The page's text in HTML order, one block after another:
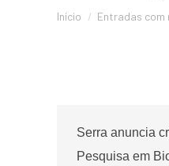
Início Entradas com
Serra anuncia
Pesquisa em